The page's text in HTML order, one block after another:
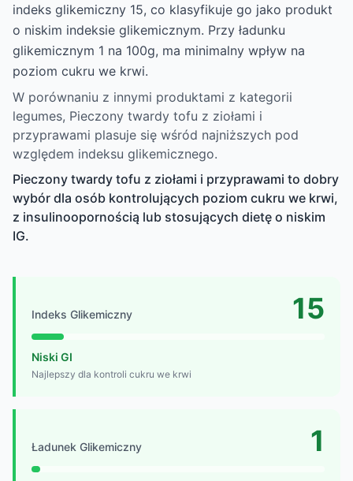
indeks glikemiczny 15, co klasyfikuje go jako produkt
o niskim indeksie glikemicznym. Przy ładunku
glikemicznym 1 na 100g, ma minimalny wpływ na
poziom cukru we krwi.
W porównaniu z innymi produktami z kategorii
legumes, Pieczony twardy tofu z ziołami i
przyprawami plasuje się wśród najniższych pod
względem indeksu glikemicznego.
Pieczony twardy tofu z ziołami i przyprawami to dobry
wybór dla osób kontrolujących poziom cukru we krwi,
z insulinoopornością lub stosujących dietę o niskim
IG.
Indeks Glikemiczny 15
Niski GI
Najlepszy dla kontroli cukru we krwi
Ładunek Glikemiczny 1